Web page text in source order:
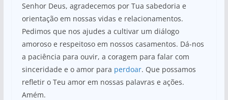
Senhor Deus, agradecemos por Tua sabedoria e
orientação em nossas vidas e relacionamentos.
Pedimos que nos ajudes a cultivar um diálogo
amoroso e respeitoso em nossos casamentos. Dá-nos
a paciência para ouvir, a coragem para falar com
sinceridade e o amor para perdoar. Que possamos
refletir o Teu amor em nossas palavras e ações.
Amém.